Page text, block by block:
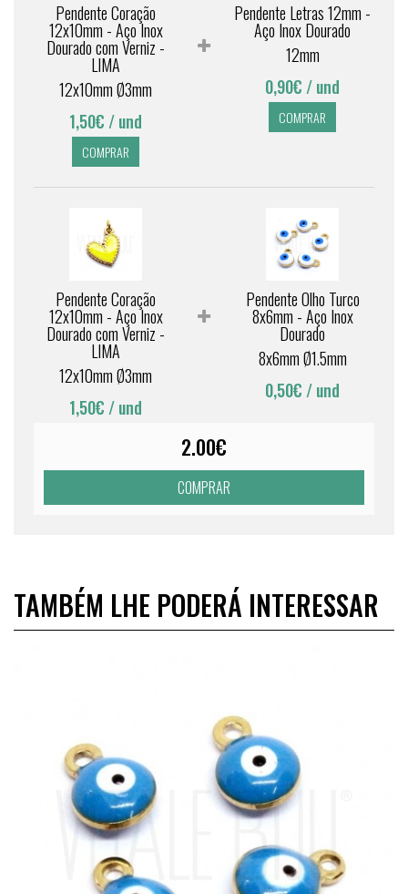
Pendente Coração
12x10mm - Aço Inox
Dourado com Verniz -
LIMA
12x10mm Ø3mm
1,50€ / und
COMPRAR
Pendente Letras 12mm -
Aço Inox Dourado
12mm
0,90€ / und
COMPRAR
Pendente Coração
12x10mm - Aço Inox
Dourado com Verniz -
LIMA
12x10mm Ø3mm
1,50€ / und
Pendente Olho Turco
8x6mm - Aço Inox
Dourado
8x6mm Ø1.5mm
0,50€ / und
2.00€
COMPRAR
TAMBÉM LHE PODERÁ INTERESSAR